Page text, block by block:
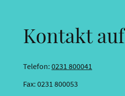
Kontakt
Telefon: 0231 800041
Fax: 0231 800053